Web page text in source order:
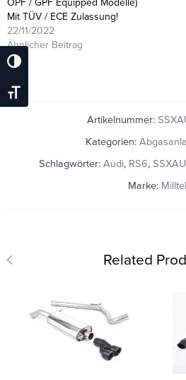
Umschalten Auf Hohe Kontraste
Schrift Vergrößern
OPF / GPF Equipped Modelle)
Mit TÜV / ECE Zulassung!
22/11/2022
Ähnlicher Beitrag
Artikelnummer:
Kategorien:
Schlagwörter: Audi, RS6,
Marke:
Related